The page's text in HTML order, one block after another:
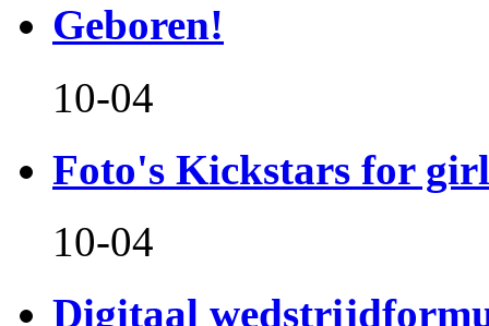
Geboren!
10-04
Foto's Kickstars for
10-04
Digitaal